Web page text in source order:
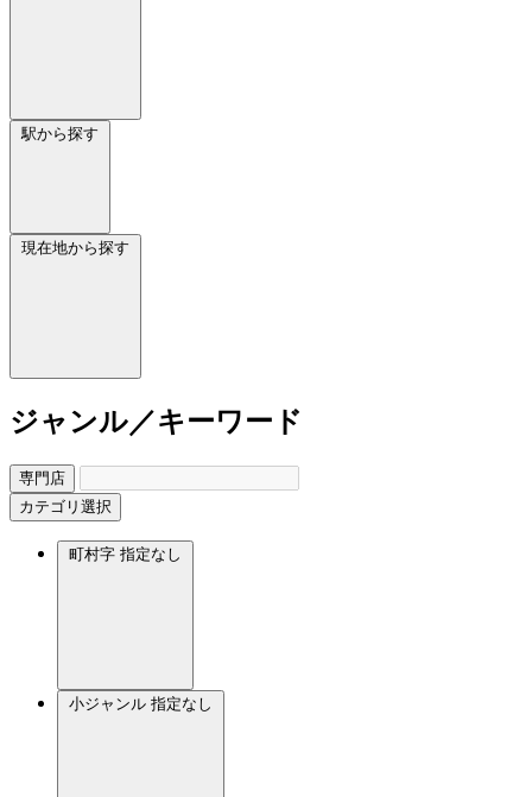
駅から探す
現在地から探す
ジャンル／キーワード
専門店
カテゴリ選択
町村字 指定なし
小ジャンル 指定なし